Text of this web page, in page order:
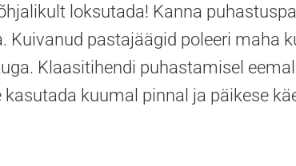
loksutada! Kanna
Kuivanud pastajäägid poleeri maha
Klaasitihendi puhastamisel
kuumal pinnal ja päikese